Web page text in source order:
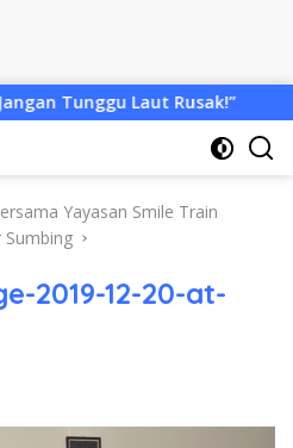
Rusak!” Tongkang
Yayasan Smile Train
Sumbing
2019-12-20-at-